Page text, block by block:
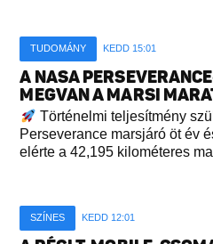
TUDOMÁNY KEDD 15:01
A NASA
MEGVAN A MARSI
Történelmi teljesítmény
Perseverance marsjáró öt év
elérte a 42,195 kilométeres
SZÍNES KEDD 12:01